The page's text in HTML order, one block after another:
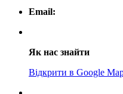
Email:
Як нас знайти
Відкрити в Google